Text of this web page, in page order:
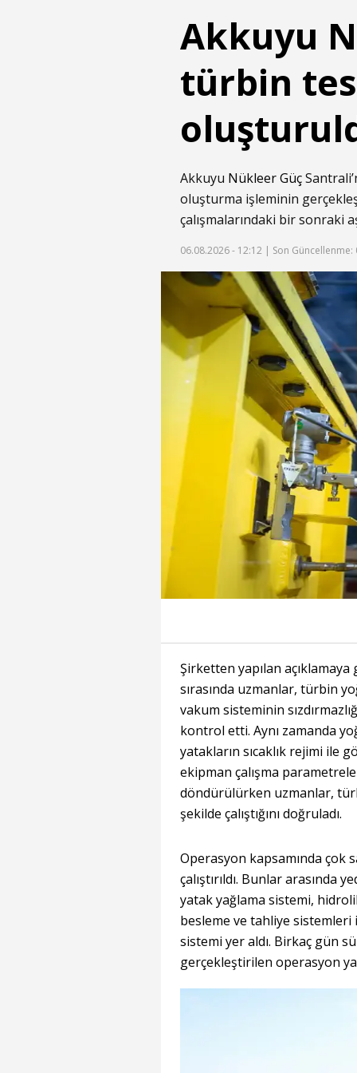
Akkuyu
türbin
Akkuyu NükleerGüç
oluşturma işleminin
çalışmalarındaki bir sonraki
06.08.2026 - 12:12 | Son Güncellenme:
Şirketten yapılan
sırasında uzmanlar, türbin
vakum sisteminin
kontrol etti. Aynı zamanda
yatakların sıcaklık rejimi ile
ekipman çalışma
döndürülürken uzmanlar,
şekilde çalıştığını doğruladı.
Operasyon kapsamında çok
çalıştırıldı. Bunlar arasında
yatak yağlama sistemi,
besleme ve tahliye
sistemi yer aldı. Birkaç gün
gerçekleştirilen operasyon